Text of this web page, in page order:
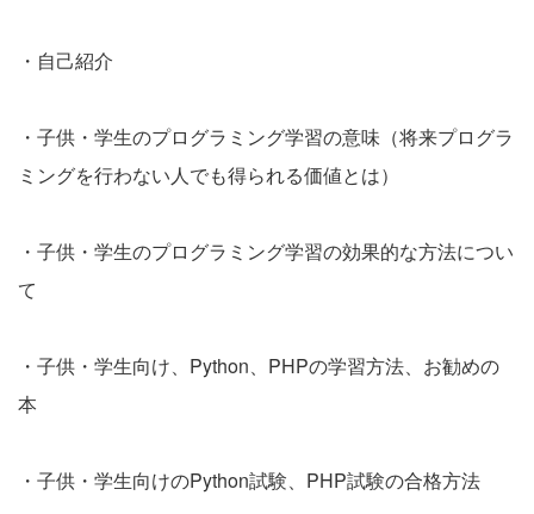
・自己紹介
・子供・学生のプログラミング学習の意味（将来プログラ
ミングを行わない人でも得られる価値とは）
・子供・学生のプログラミング学習の効果的な方法につい
て
・子供・学生向け、Python、PHPの学習方法、お勧めの
本
・子供・学生向けのPython試験、PHP試験の合格方法